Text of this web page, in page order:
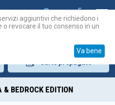
BEDROCK EDITION
aggiuntivi che richiedono i
revocare il tuo consenso in un
Va bene